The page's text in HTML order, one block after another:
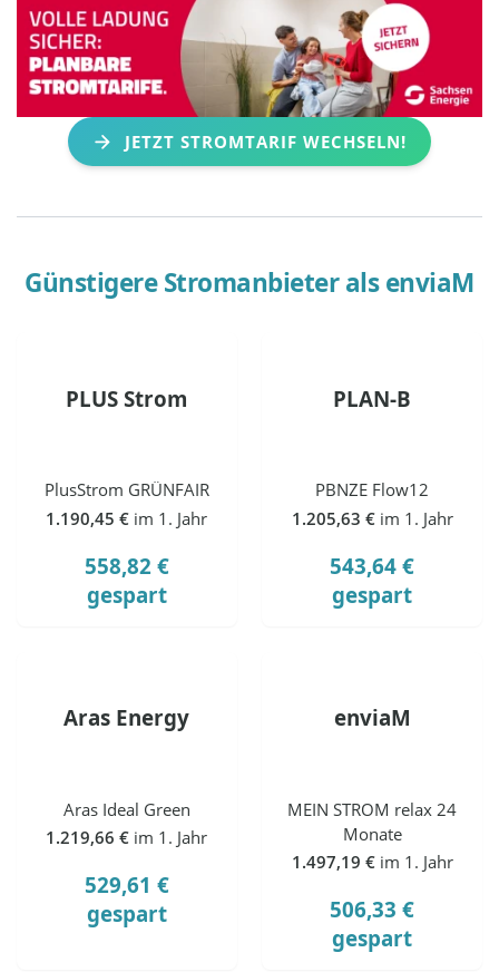
JETZT STROMTARIF WECHSELN!
Günstigere Stromanbieter alsenviaM
PLUS Strom
PlusStrom GRÜNFAIR
1.190,45 € im 1. Jahr
558,82 €
gespart
PLAN-B
PBNZE Flow12
1.205,63 € im 1. Jahr
543,64 €
gespart
Aras Energy
Aras Ideal Green
1.219,66 € im 1. Jahr
529,61 €
gespart
enviaM
MEIN STROM relax 24
Monate
1.497,19 € im 1. Jahr
506,33 €
gespart